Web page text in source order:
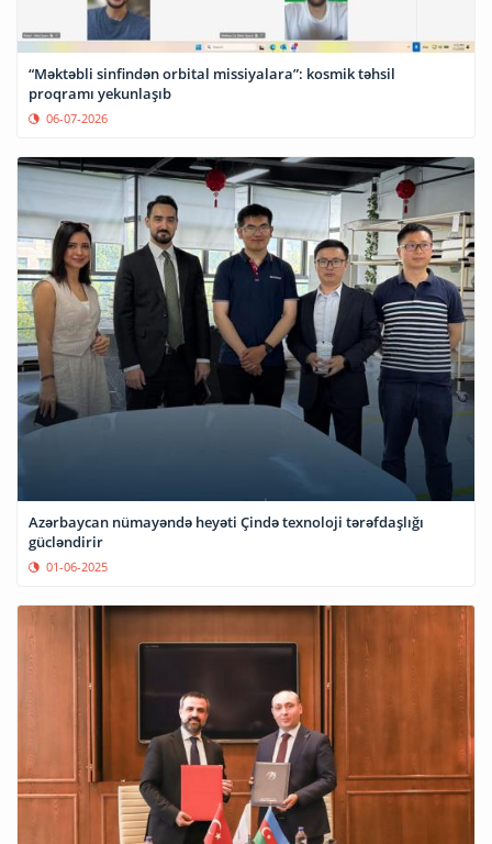
“Məktəbli sinfindən orbital missiyalara”: kosmik təhsil
proqramı yekunlaşıb
06-07-2026
Azərbaycan nümayəndə heyəti Çində texnoloji tərəfdaşlığı
gücləndirir
01-06-2025